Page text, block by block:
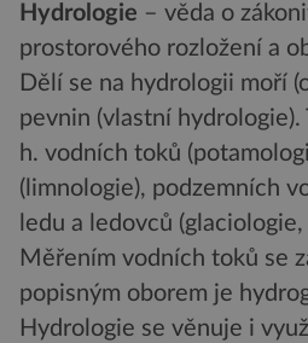
Hydrologie – věda o
prostorového rozložení a
Dělí se na hydrologii moří
pevnin (vlastní hydrologie).
h. vodních toků
(limnologie), podzemních
ledu a ledovců
Měřením vodních toků se
popisným oborem je
Hydrologie se věnuje i